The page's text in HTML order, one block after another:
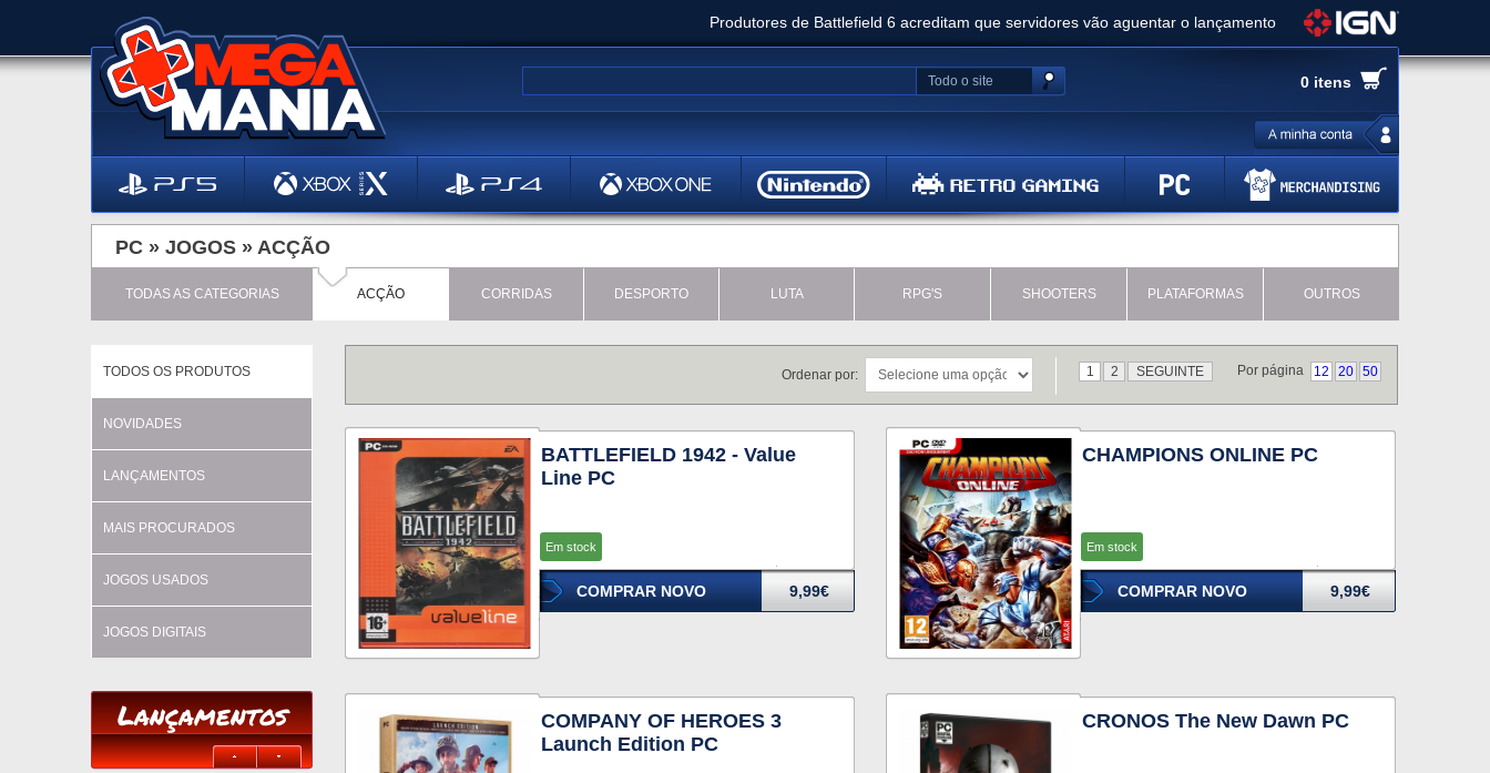
Produtores de Battlefield 6 acreditam que servidores vão aguentar o lançamento
Clair Obscur: Expedition 33 já vendeu 5 milhões de cópias e vai receber novo conteúdo
Ghost of Yotei - Análise
Metal Gear Solid Delta: Snake Eater - Análise
Bethesda anuncia livestream para o Fallout Day
0 itens
Todo o site
PC » JOGOS » ACÇÃO
TODAS AS CATEGORIAS ACÇÃO CORRIDAS DESPORTO LUTA RPG'S SHOOTERS PLATAFORMAS OUTROS
TODOS OS PRODUTOS
NOVIDADES
LANÇAMENTOS
MAIS PROCURADOS
JOGOS USADOS
JOGOS DIGITAIS
Lançamentos
Por página 12 20 50
1 2 SEGUINTE
Ordenar por:
BATTLEFIELD 1942 - Value
Line PC
Em stock
COMPRAR NOVO 9,99€
CHAMPIONS ONLINE PC
Em stock
COMPRAR NOVO 9,99€
COMPANY OF HEROES 3
Launch Edition PC
CRONOS The New Dawn PC